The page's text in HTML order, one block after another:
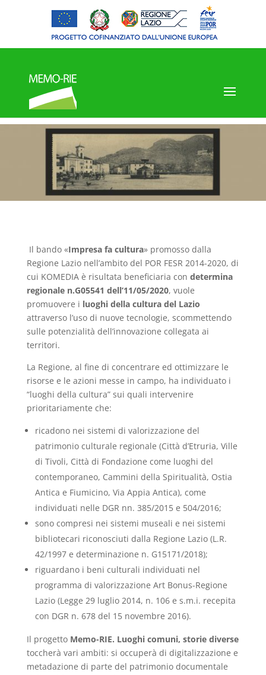
Il bando «Impresa fa cultura» promosso dalla
Regione Lazio nell’ambito del POR FESR 2014-2020, di
cui KOMEDIA è risultata beneficiaria con determina
regionale n.G05541 dell’11/05/2020, vuole
promuovere i luoghi della cultura del Lazio
attraverso l’uso di nuove tecnologie, scommettendo
sulle potenzialità dell’innovazione collegata ai
territori.
La Regione, al fine di concentrare ed ottimizzare le
risorse e le azioni messe in campo, ha individuato i
“luoghi della cultura” sui quali intervenire
prioritariamente che:
ricadono nei sistemi di valorizzazione del
patrimonio culturale regionale (Città d’Etruria, Ville
di Tivoli, Città di Fondazione come luoghi del
contemporaneo, Cammini della Spiritualità, Ostia
Antica e Fiumicino, Via Appia Antica), come
individuati nelle DGR nn. 385/2015 e 504/2016;
sono compresi nei sistemi museali e nei sistemi
bibliotecari riconosciuti dalla Regione Lazio (L.R.
42/1997 e determinazione n. G15171/2018);
riguardano i beni culturali individuati nel
programma di valorizzazione Art Bonus-Regione
Lazio (Legge 29 luglio 2014, n. 106 e s.m.i. recepita
con DGR n. 678 del 15 novembre 2016).
Il progetto Memo-RIE. Luoghi comuni, storie diverse
toccherà vari ambiti: si occuperà di digitalizzazione e
metadazione di parte del patrimonio documentale